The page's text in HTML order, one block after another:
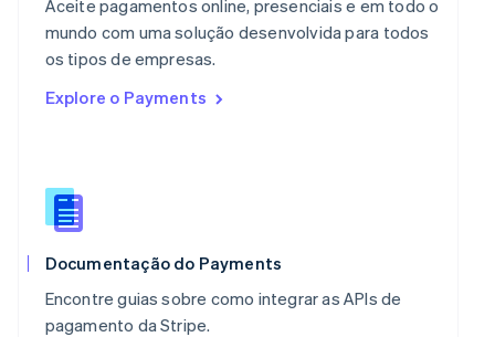
Aceite pagamentos online, presenciais e em todo o
mundo com uma solução desenvolvida para todos
os tipos de empresas.
Explore o Payments
Documentação do Payments
Encontre guias sobre como integrar as APIs de
pagamento da Stripe.
English
Nova Zelândia
English
Países Baixos
NederlandsEnglish
Português
RAE de Hong Kong, China
English
Reino Unido
República Tcheca
English